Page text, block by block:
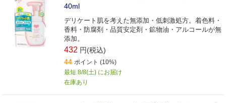
40ml
デリケート肌を考えた無添加・低刺激処方。着色料・
香料・防腐剤・品質安定剤・鉱物油・アルコールが無
添加。
432 円(税込)
44 ポイント (10%)
最短 8/8(土) にお届け
在庫あり